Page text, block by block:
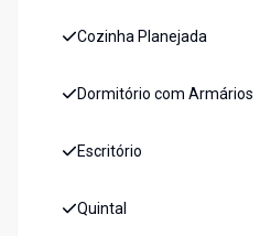
Cozinha Planejada
Dormitório com Armários
Escritório
Quintal